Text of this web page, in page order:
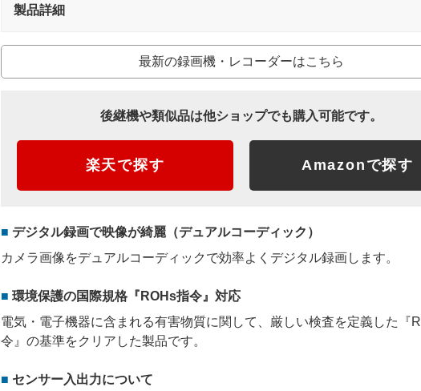
製品詳細
最新の録画機・レコーダーはこちら
後継機や類似品は他ショップでも購入可能です。
楽天で探す Amazonで探す
デジタル録画で映像が綺麗（デュアルコーディック）
カメラ画像をデュアルコーディックで効率よくデジタル録画します。
環境保護の国際規格『ROHs指令』対応
電気・電子機器に含まれる有害物質に関して、厳しい検査を定義した『
令』の基準をクリアした製品です。
センサー入出力について